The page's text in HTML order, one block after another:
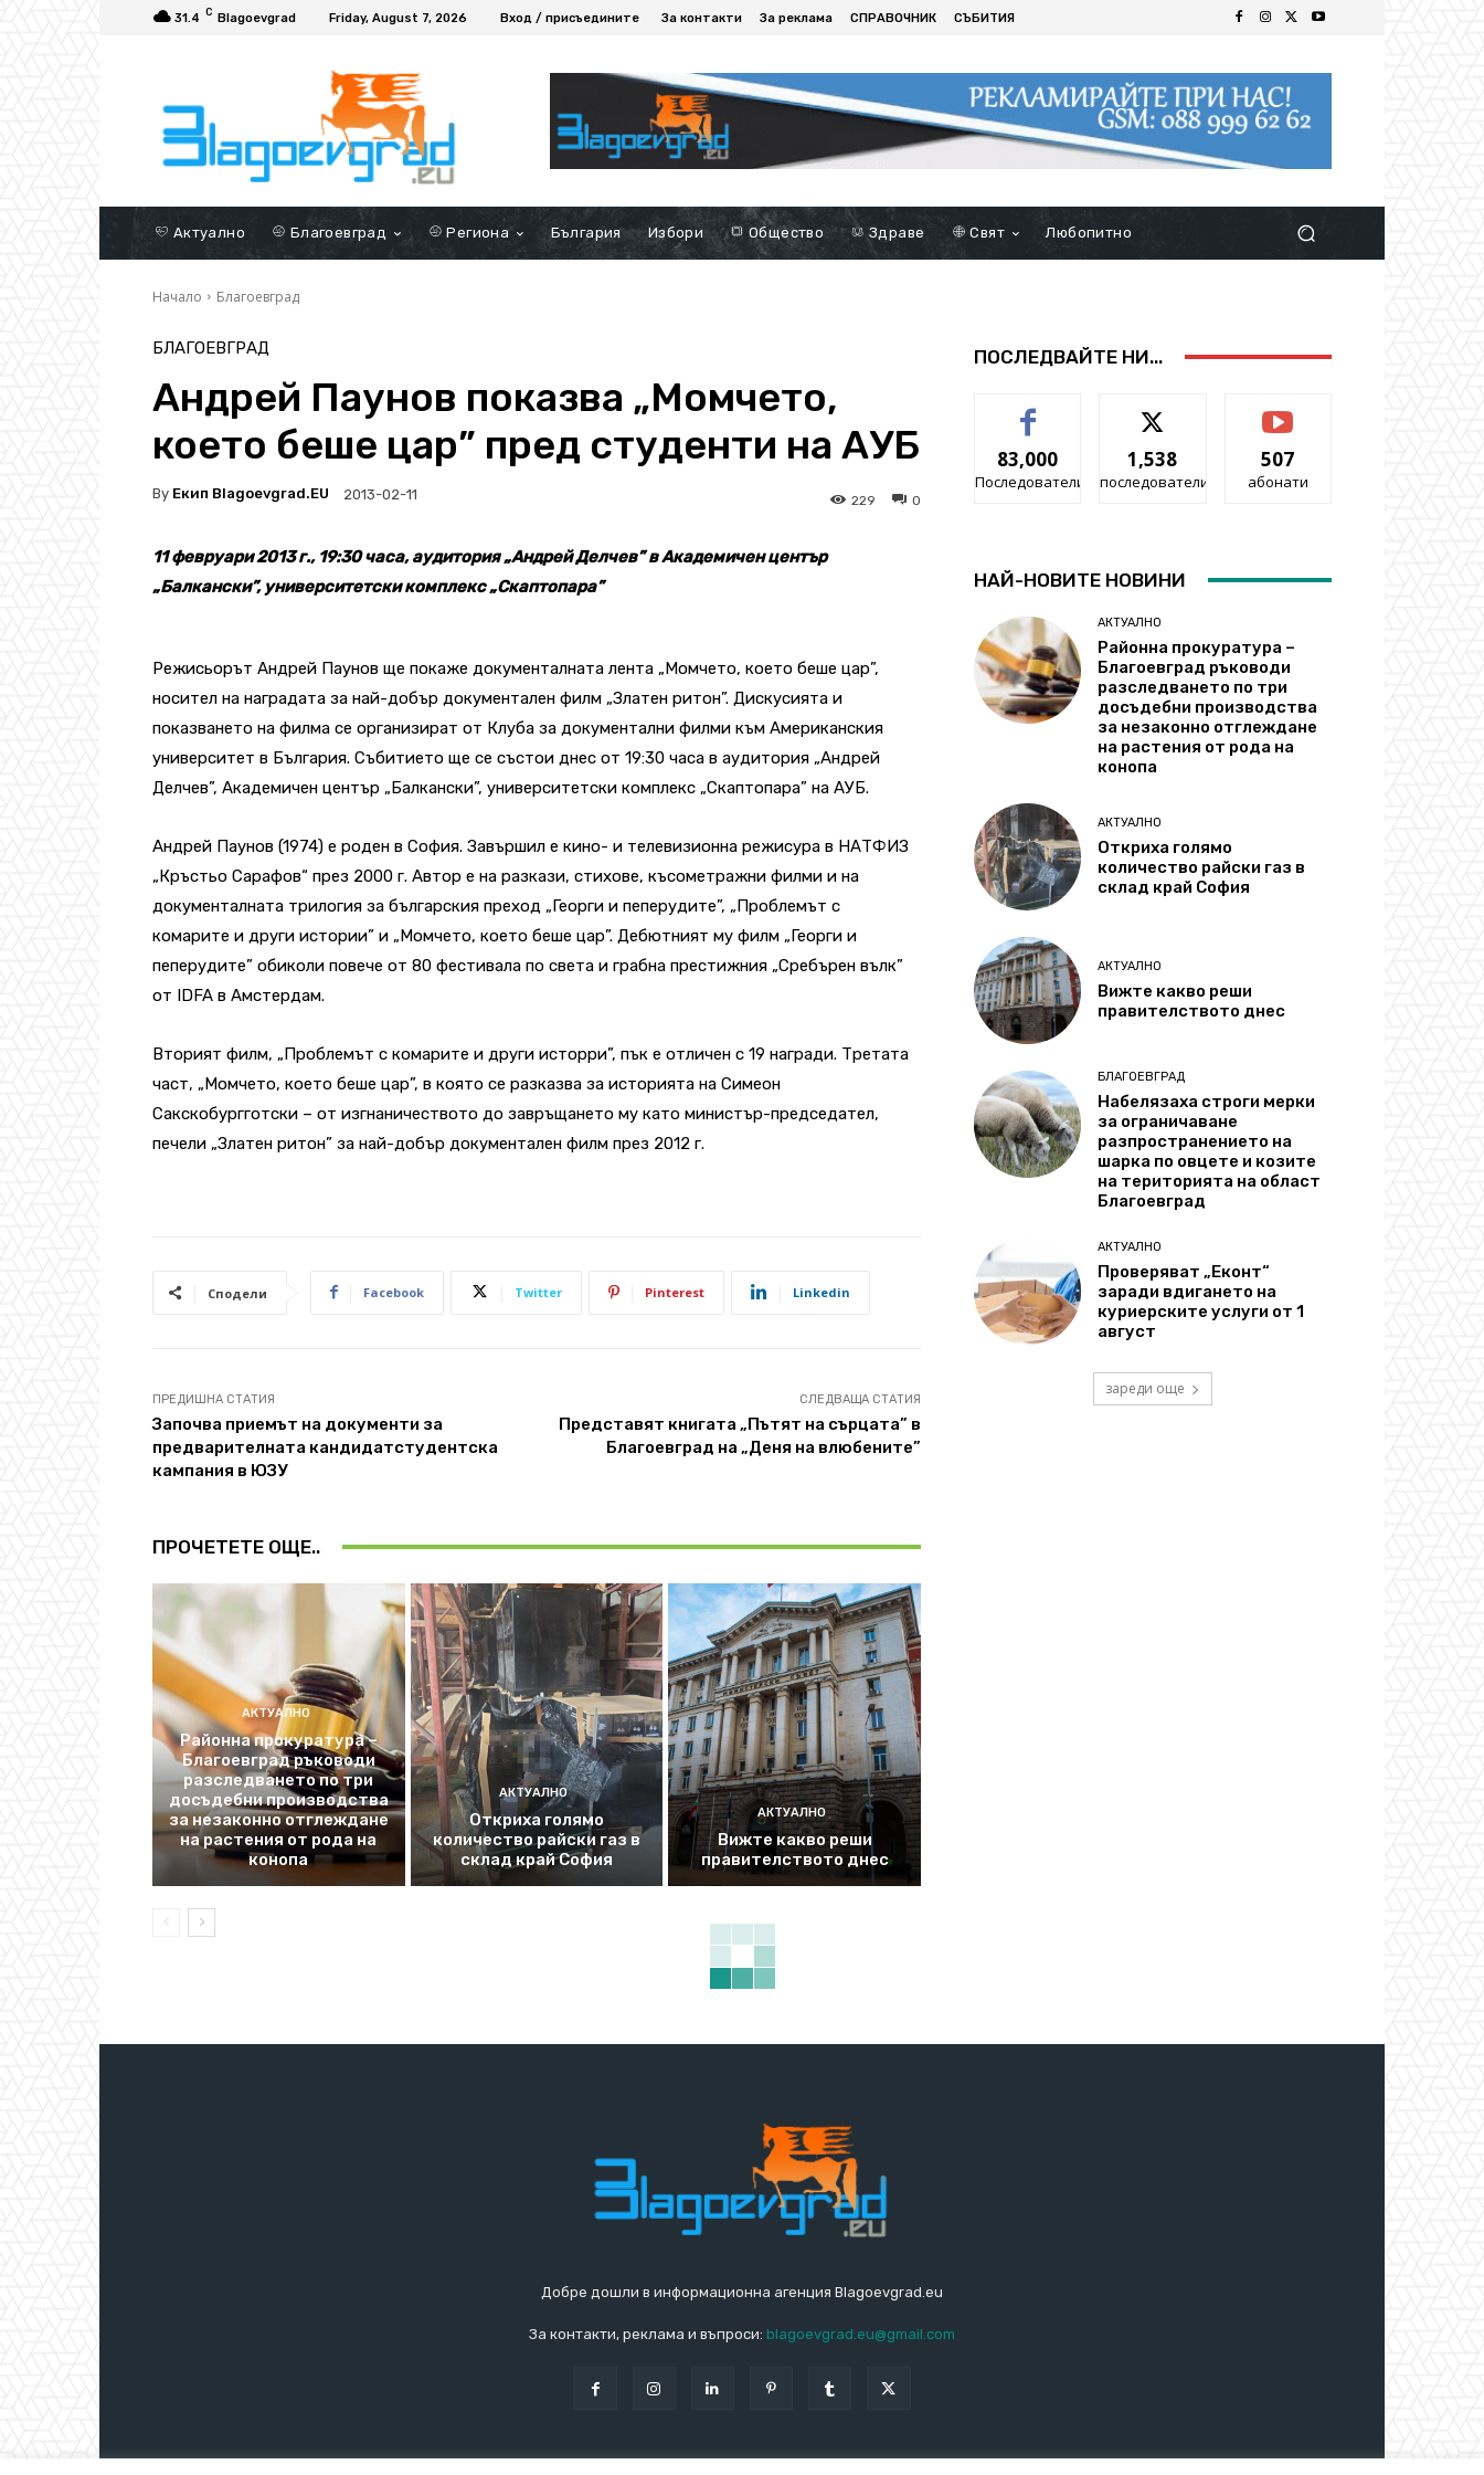
31.4 C Blagoevgrad Friday, August 7, 2026 Вход / присъедините За контакти За реклама СПРАВОЧНИК СЪБИТИЯ
Актуално Благоевград Региона България Избори Общество Здраве Свят Любопитно
Начало Благоевград
БЛАГОЕВГРАД
Андрей Паунов показва „Момчето,
което беше цар” пред студенти на АУБ
By Екип Blagoevgrad.EU 2013-02-11 0
229
11 февруари 2013 г., 19:30 часа, аудитория „Андрей Делчев” в Академичен център
„Балкански”, университетски комплекс „Скаптопара”
Режисьорът Андрей Паунов ще покаже документалната лента „Момчето, което беше цар”,
носител на наградата за най-добър документален филм „Златен ритон”. Дискусията и
показването на филма се организират от Клуба за документални филми към Американския
университет в България. Събитието ще се състои днес от 19:30 часа в аудитория „Андрей
Делчев”, Академичен център „Балкански”, университетски комплекс „Скаптопара” на АУБ.
Андрей Паунов (1974) е роден в София. Завършил е кино- и телевизионна режисура в НАТФИЗ
„Кръстьо Сарафов“ през 2000 г. Автор е на разкази, стихове, късометражни филми и на
документалната трилогия за българския преход „Георги и пеперудите”, „Проблемът с
комарите и други истории” и „Момчето, което беше цар”. Дебютният му филм „Георги и
пеперудите” обиколи повече от 80 фестивала по света и грабна престижния „Сребърен вълк”
от IDFA в Амстердам.
Вторият филм, „Проблемът с комарите и други исторри”, пък е отличен с 19 награди. Третата
част, „Момчето, което беше цар”, в която се разказва за историята на Симеон
Сакскобургготски – от изгнаничеството до завръщането му като министър-председател,
печели „Златен ритон” за най-добър документален филм през 2012 г.
Сподели Facebook Twitter Pinterest Linkedin
ПРЕДИШНА СТАТИЯ
Започва приемът на документи за
предварителната кандидатстудентска
кампания в ЮЗУ
СЛЕДВАЩА СТАТИЯ
Представят книгата „Пътят на сърцата” в
Благоевград на „Деня на влюбените”
ПРОЧЕТЕТЕ ОЩЕ..
АКТУАЛНО
Районна прокуратура –
Благоевград ръководи
разследването по три
досъдебни производства
за незаконно отглеждане
на растения от рода на
конопа
АКТУАЛНО
Откриха голямо
количество райски газ в
склад край София
АКТУАЛНО
Вижте какво реши
правителството днес
ПОСЛЕДВАЙТЕ НИ...
83,000
Последователи
1,538
последователи
507
абонати
НАЙ-НОВИТЕ НОВИНИ
АКТУАЛНО
Районна прокуратура –
Благоевград ръководи
разследването по три
досъдебни производства
за незаконно отглеждане
на растения от рода на
конопа
АКТУАЛНО
Откриха голямо
количество райски газ в
склад край София
АКТУАЛНО
Вижте какво реши
правителството днес
БЛАГОЕВГРАД
Набелязаха строги мерки
за ограничаване
разпространението на
шарка по овцете и козите
на територията на област
Благоевград
АКТУАЛНО
Проверяват „Еконт“
заради вдигането на
куриерските услуги от 1
август
зареди още
Добре дошли в информационна агенция Blagoevgrad.eu
За контакти, реклама и въпроси: blagoevgrad.eu@gmail.com